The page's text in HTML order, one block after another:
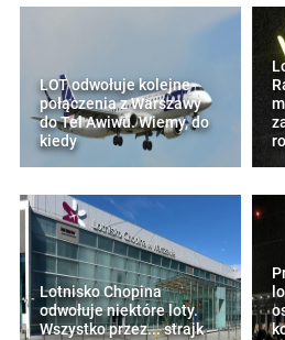
LOT odwołuje kolejne
połączenia z Warszawy
do Tel Awiwu. Wiemy, do
kiedy
Lotnisko Chopina
odwołuje niektóre loty.
Wszystko przez... strajk